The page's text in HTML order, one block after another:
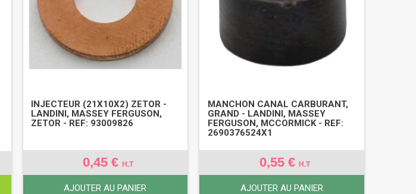
INJECTEUR (21X10X2) ZETOR -
LANDINI, MASSEY FERGUSON,
ZETOR - REF: 93009826
0,45 €H.T
AJOUTER AU PANIER
MANCHON CANAL CARBURANT,
GRAND - LANDINI, MASSEY
FERGUSON, MCCORMICK - REF:
2690376524X1
0,55 €H.T
AJOUTER AU PANIER